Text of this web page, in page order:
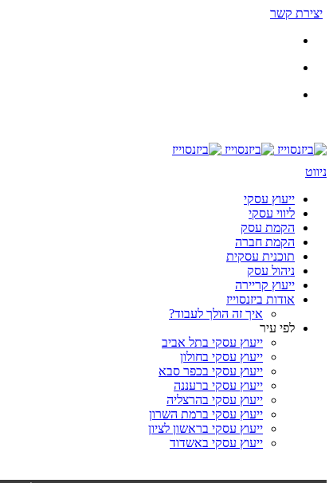
יצירת קשר
ניווט
ייעוץ עסקי
ליווי עסקי
הקמת עסק
הקמת חברה
תוכנית עסקית
ניהול עסק
ייעוץ קריירה
אודות ביזנסוייז
איך זה הולך לעבוד?
לפי עיר
ייעוץ עסקי בתל אביב
ייעוץ עסקי בחולון
ייעוץ עסקי בכפר סבא
ייעוץ עסקי ברעננה
ייעוץ עסקי בהרצליה
ייעוץ עסקי ברמת השרון
ייעוץ עסקי בראשון לציון
ייעוץ עסקי באשדוד